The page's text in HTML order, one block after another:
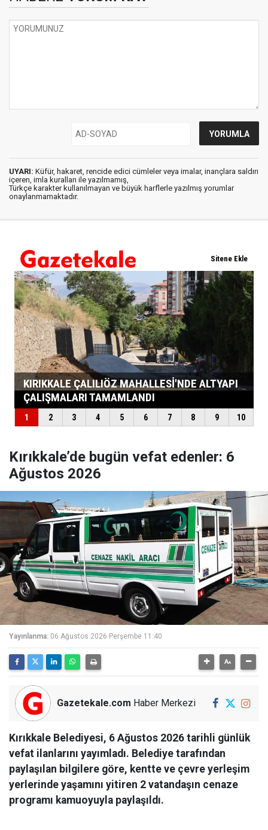
UYARI: Küfür, hakaret, rencide edici cümleler veya imalar, inançlara saldırı
içeren, imla kuralları ile yazılmamış,
Türkçe karakter kullanılmayan ve büyük harflerle yazılmış yorumlar
onaylanmamaktadır.
Kırıkkale’de bugün vefat edenler: 6
Ağustos 2026
Yayınlanma: 06 Ağustos 2026 Perşembe 11:40
Gazetekale.com Haber Merkezi
Kırıkkale Belediyesi, 6 Ağustos 2026 tarihli günlük
vefat ilanlarını yayımladı. Belediye tarafından
paylaşılan bilgilere göre, kentte ve çevre yerleşim
yerlerinde yaşamını yitiren 2 vatandaşın cenaze
programı kamuoyuyla paylaşıldı.